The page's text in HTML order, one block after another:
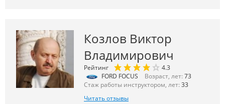
Козлов Виктор
Владимирович
Рейтинг
4.3
FORD FOCUS
Возраст, лет: 73
Стаж работы инструктором, лет: 33
Читать отзывы